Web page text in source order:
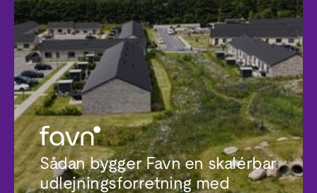
Sådan bygger Favn en skalérbar
udlejningsforretning med